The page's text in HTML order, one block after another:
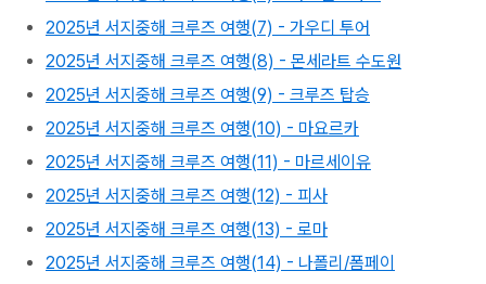
2025년 서지중해 크루즈 여행(7) - 가우디 투어
2025년 서지중해 크루즈 여행(8) - 몬세라트 수도원
2025년 서지중해 크루즈 여행(9) - 크루즈 탑승
2025년 서지중해 크루즈 여행(10) - 마요르카
2025년 서지중해 크루즈 여행(11) - 마르세이유
2025년 서지중해 크루즈 여행(12) - 피사
2025년 서지중해 크루즈 여행(13) - 로마
2025년 서지중해 크루즈 여행(14) - 나폴리/폼페이